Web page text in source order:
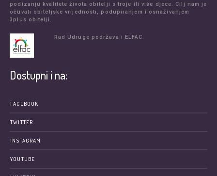
podizanju kvalitete života obitelji s troje ili više djece. Cilj nam je
očuvati obiteljske vrijednosti, podupiranjem i osnaživanjem
3plus obitelji.
Rad Udruge podržava i ELFAC.
Dostupni i na:
FACEBOOK
TWITTER
INSTAGRAM
YOUTUBE